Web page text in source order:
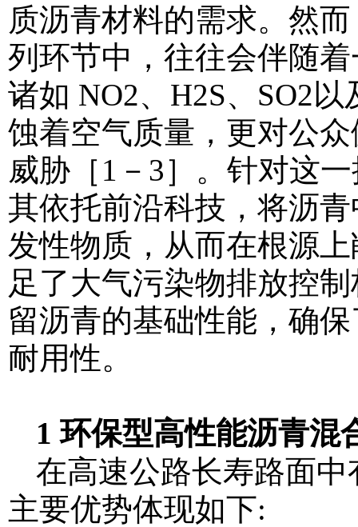
质沥青材料的需求。然
列环节中，往往会伴随
诸如 NO2、H2S、SO2
蚀着空气质量，更对公
威胁［1－3］。针对这
其依托前沿科技，将沥
发性物质，从而在根源
足了大气污染物排放控
留沥青的基础性能，确
耐用性。
1 环保型高性能沥青混
在高速公路长寿路面
主要优势体现如下: